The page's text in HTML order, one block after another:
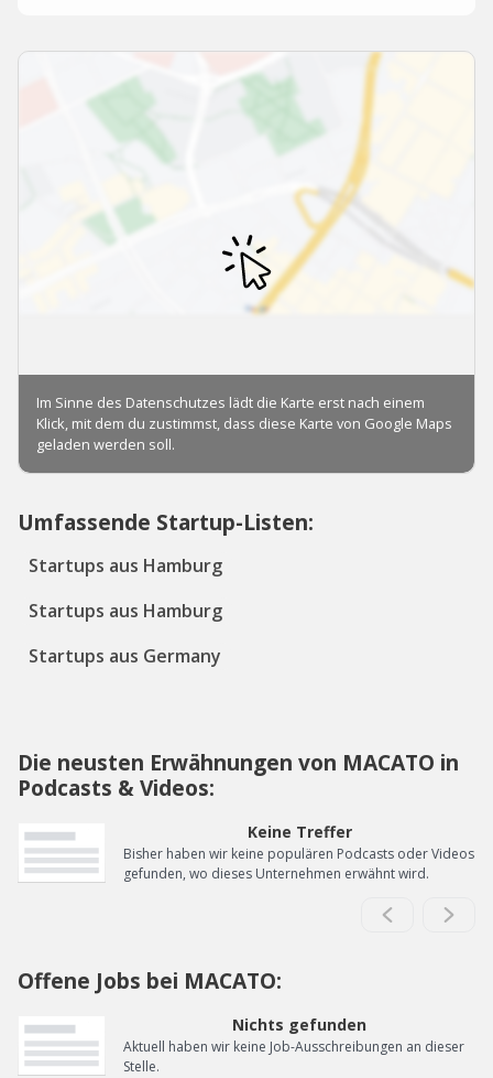
Umfassende Startup-Listen:
Startups aus Hamburg
Startups aus Hamburg
Startups aus Germany
Die neusten Erwähnungen von MACATO in
Podcasts & Videos:
Keine Treffer
Bisher haben wir keine populären Podcasts oder Videos
gefunden, wo dieses Unternehmen erwähnt wird.
Offene Jobs bei MACATO:
Nichts gefunden
Aktuell haben wir keine Job-Ausschreibungen an dieser
Stelle.